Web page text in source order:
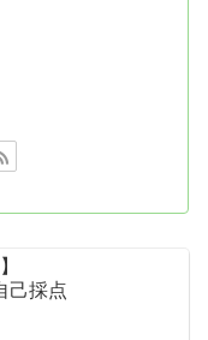
己採点